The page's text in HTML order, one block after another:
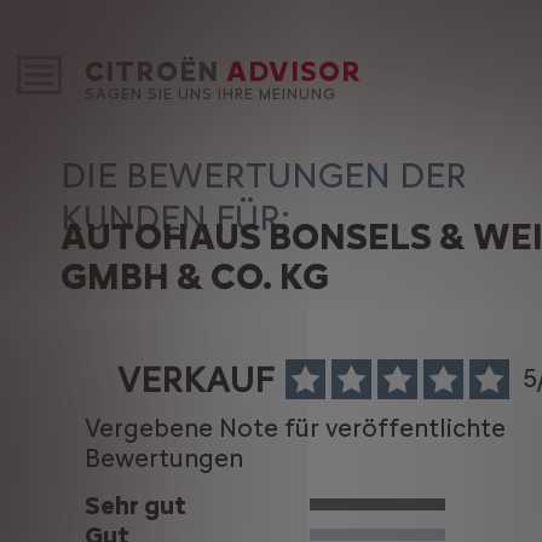
CITROËN ADVISOR
SAGEN SIE UNS IHRE MEINUNG
DIE BEWERTUNGEN DER
KUNDEN FÜR:
AUTOHAUS BONSELS &
GMBH & CO. KG
VERKAUF 5
Vergebene Note für veröffentlichte
Bewertungen
Sehr gut
Gut